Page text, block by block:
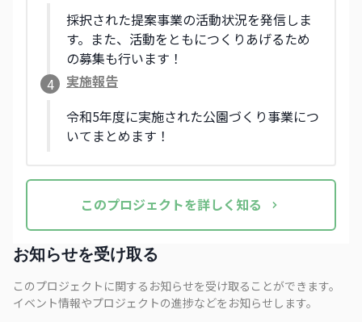
採択された提案事業の活動状況を発信しま
す。また、活動をともにつくりあげるため
の募集も行います！
4
実施報告
令和5年度に実施された公園づくり事業につ
いてまとめます！
このプロジェクトを詳しく知る
お知らせを受け取る
このプロジェクトに関するお知らせを受け取ることができます。
イベント情報やプロジェクトの進捗などをお知らせします。